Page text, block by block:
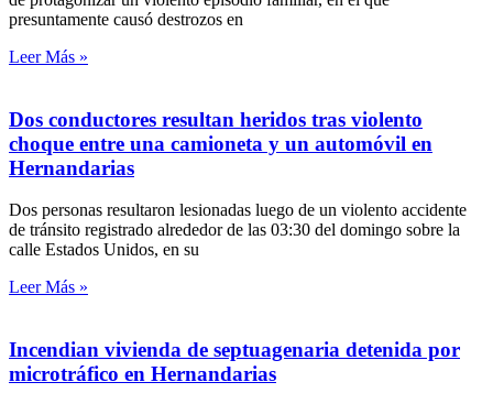
presuntamente causó destrozos en
Leer Más »
Dos conductores resultan heridos tras violento
choque entre una camioneta y un automóvil en
Hernandarias
Dos personas resultaron lesionadas luego de un violento accidente
de tránsito registrado alrededor de las 03:30 del domingo sobre la
calle Estados Unidos, en su
Leer Más »
Incendian vivienda de septuagenaria detenida por
microtráfico en Hernandarias